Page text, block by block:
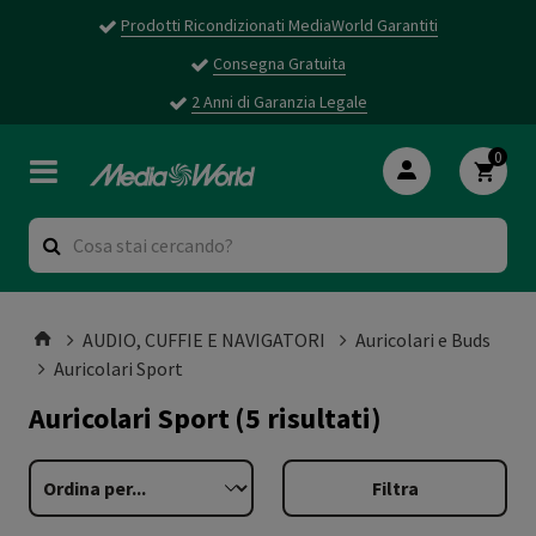
Prodotti Ricondizionati MediaWorld Garantiti
Consegna Gratuita
2 Anni di Garanzia Legale
0
AUDIO, CUFFIE E NAVIGATORI
Auricolari e Buds
Auricolari Sport
Auricolari Sport(5 risultati)
Filtra